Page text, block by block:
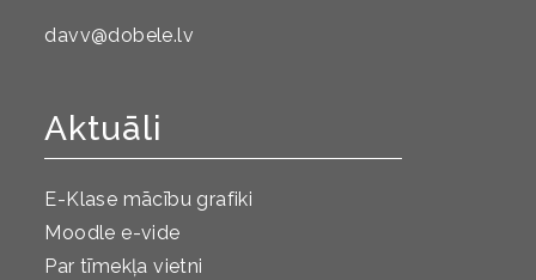
davv@dobele.lv
Aktuāli
E-Klase mācību grafiki
Moodle e-vide
Par tīmekļa vietni